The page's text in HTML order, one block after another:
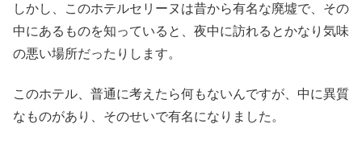
しかし、このホテルセリーヌは昔から有名な廃墟で、その
中にあるものを知っていると、夜中に訪れるとかなり気味
の悪い場所だったりします。
このホテル、普通に考えたら何もないんですが、中に異質
なものがあり、そのせいで有名になりました。